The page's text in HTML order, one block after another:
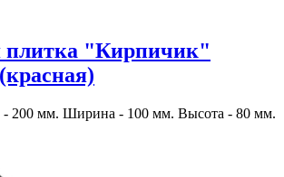
плитка "Кирпичик"
- 200 мм. Ширина - 100 мм. Высота - 80 мм.